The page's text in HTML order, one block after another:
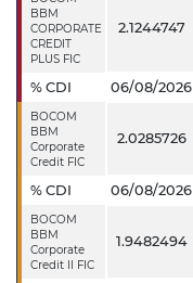
BBM
CORPORATE
CREDIT
PLUS FIC
2.1244747
% CDI 06/08/2026
BOCOM
BBM
Corporate
Credit FIC
2.0285726
% CDI 06/08/2026
BOCOM
BBM
Corporate
Credit II FIC
1.9482494